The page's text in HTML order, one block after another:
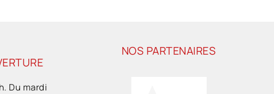
Du mardi
NOS PARTENAIRES